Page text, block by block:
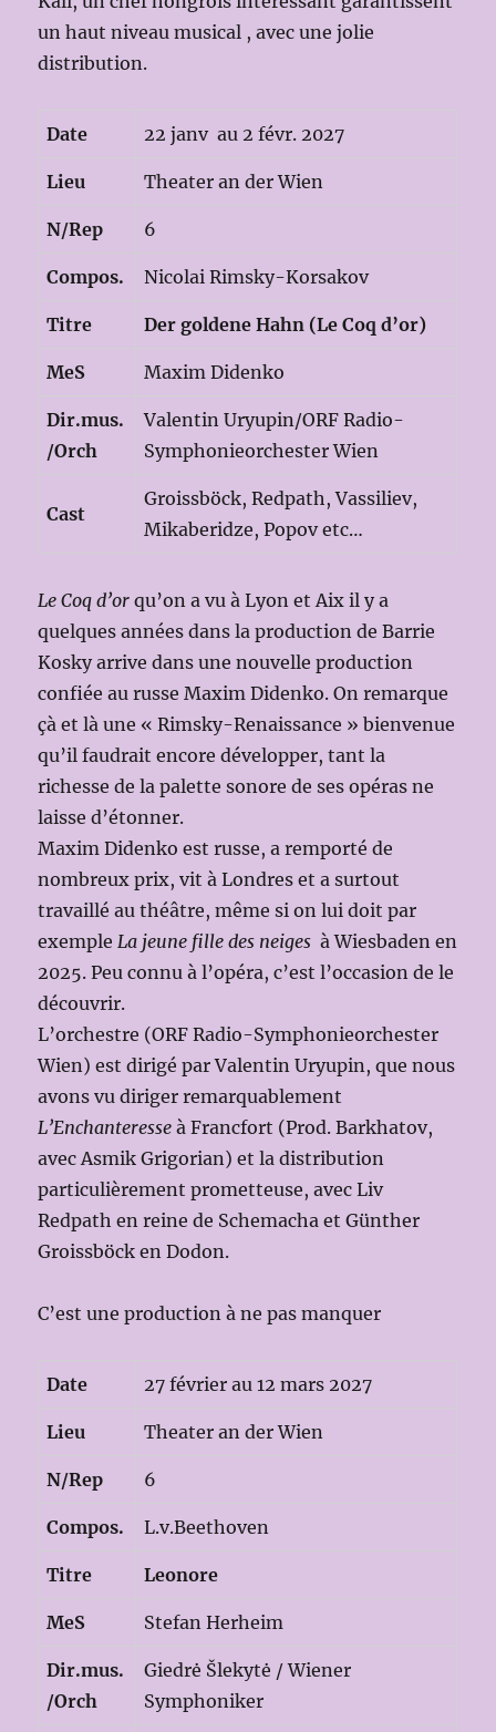
un haut niveau musical , avec une jolie
distribution.
Date 22 janv au 2 févr. 2027
Lieu Theater an der Wien
N/Rep 6
Compos. Nicolai Rimsky-Korsakov
Titre Der goldene Hahn (Le Coq d’or)
MeS Maxim Didenko
Dir.mus.
/Orch
Valentin Uryupin/ORF Radio-
Symphonieorchester Wien
Cast
Groissböck, Redpath, Vassiliev,
Mikaberidze, Popov etc…
Le Coq d’or qu’on a vu à Lyon et Aix il y a
quelques années dans la production de Barrie
Kosky arrive dans une nouvelle production
confiée au russe Maxim Didenko. On remarque
çà et là une « Rimsky-Renaissance » bienvenue
qu’il faudrait encore développer, tant la
richesse de la palette sonore de ses opéras ne
laisse d’étonner.
Maxim Didenko est russe, a remporté de
nombreux prix, vit à Londres et a surtout
travaillé au théâtre, même si on lui doit par
exempleLa jeune fille des neiges à Wiesbaden en
2025. Peu connu à l’opéra, c’est l’occasion de le
découvrir.
L’orchestre (ORF Radio-Symphonieorchester
Wien) est dirigé par Valentin Uryupin, que nous
avons vu diriger remarquablement
L’Enchanteresse à Francfort (Prod. Barkhatov,
avec Asmik Grigorian) et la distribution
particulièrement prometteuse, avec Liv
Redpath en reine de Schemacha et Günther
Groissböck en Dodon.
C’est une production à ne pas manquer
Date 27 février au 12 mars 2027
Lieu Theater an der Wien
N/Rep 6
Compos. L.v.Beethoven
Titre Leonore
MeS Stefan Herheim
Dir.mus.
/Orch
Giedrė Šlekytė / Wiener
Symphoniker